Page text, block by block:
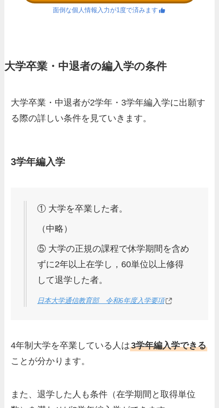
面倒な個人情報入力が1度で済みます
大学卒業・中退者の編入学の条件
大学卒業・中退者が2学年・3学年編入学に出願す
る際の詳しい条件を見ていきます。
3学年編入学
① 大学を卒業した者。
（中略）
⑤ 大学の正規の課程で休学期間を含め
ずに2年以上在学し，60単位以上修得
して退学した者。
日本大学通信教育部 令和6年度入学要項
4年制大学を卒業している人は3学年編入学できる
ことが分かります。
また、退学した人も条件（在学期間と取得単位